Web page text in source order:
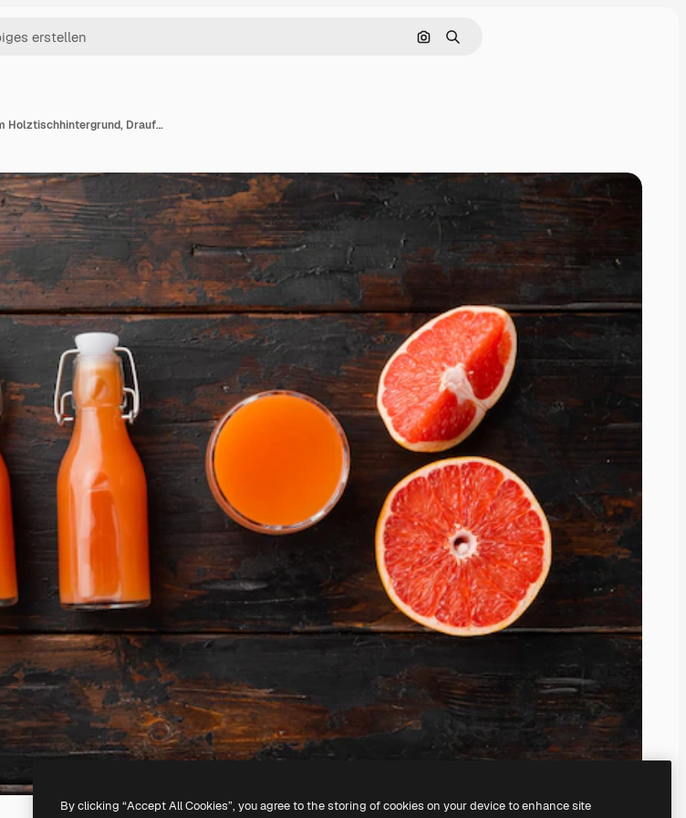
Nach Bild suchen
Suchen
Reife Grapefruit mit Saftsatz, auf altem dunklem Holztischhintergrund, Draufsicht flach, mit Kopienraum für Text
By clicking “Accept All Cookies”, you agree to the storing of cookies on your device to enhance site